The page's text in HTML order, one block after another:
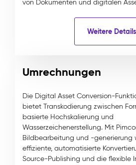
von Dokumenten und digitalen
Weitere Details
Umrechnungen
Die Digital Asset Conversion-
bietet Transkodierung zwischen
basierte Hochskalierung und
Wasserzeichenerstellung. Mit
Bildbearbeitung und -generierung
effiziente, automatisierte
Source-Publishing und die flexible